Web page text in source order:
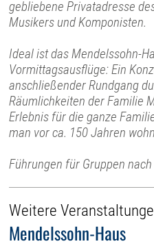
gebliebene Privatadresse
Musikers und Komponisten.
Ideal ist das Mendelssohn-
Vormittagsausflüge: Ein
anschließender Rundgang
Räumlichkeiten der Familie
Erlebnis für die ganze
man vor ca. 150 Jahren
Führungen für Gruppen
Weitere
Mendelssohn-Haus